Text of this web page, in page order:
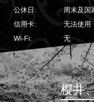
公休日:
周末及国
信用卡:
无法使用
Wi-Fi:
无
樱井